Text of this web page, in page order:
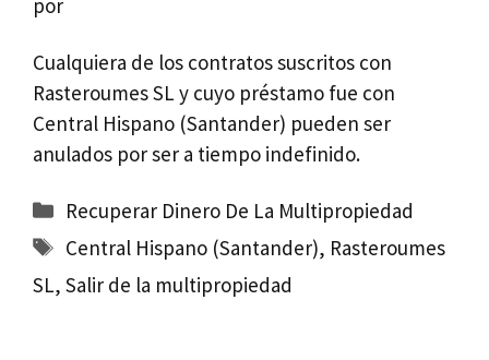
por
Cualquiera de los contratos suscritos con
Rasteroumes SL y cuyo préstamo fue con
Central Hispano (Santander) pueden ser
anulados por ser a tiempo indefinido.
Categorías
Recuperar Dinero De La Multipropiedad
Etiquetas
Central Hispano (Santander), Rasteroumes
SL, Salir de la multipropiedad